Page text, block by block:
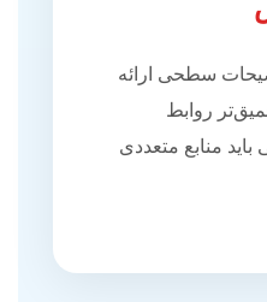
سطحی ارائه
روابط
باید منابع متعددی